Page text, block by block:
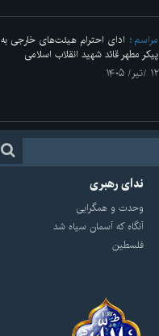
مراسم
ادای احترام هیئت‌های خارجی به
پیکر مطهر قائد شهید انقلاب اسلامی
۱۲ /تیر/ ۱۴۰۵
ندای رهبری
وحدت و همگرایی
آنگاه که آسمان سیاه شد
فلسطین